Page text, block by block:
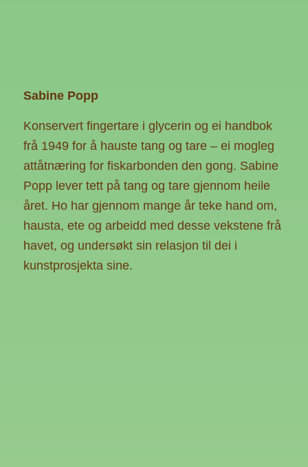
Sabine Popp
Konservert fingertare i glycerin og ei handbok
frå 1949 for å hauste tang og tare – ei mogleg
attåtnæring for fiskarbonden den gong. Sabine
Popp lever tett på tang og tare gjennom heile
året. Ho har gjennom mange år teke hand om,
hausta, ete og arbeidd med desse vekstene frå
havet, og undersøkt sin relasjon til dei i
kunstprosjekta sine.